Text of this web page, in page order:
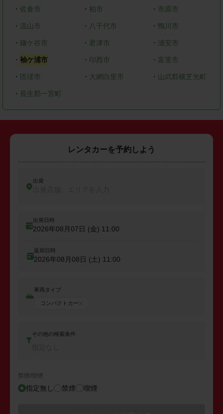
・ 佐倉市 ・ 柏市 ・ 市原市
・ 流山市 ・ 八千代市 ・ 鴨川市
・ 鎌ケ谷市 ・ 君津市 ・ 浦安市
・ 袖ケ浦市 ・ 印西市 ・ 富里市
・ 匝瑳市 ・ 大網白里市 ・ 山武郡横芝光町
・ 長生郡一宮町
レンタカーを予約しよう
出発
出発日時
2026年08月07日 (金) 11:00
返却日時
2026年08月08日 (土) 11:00
車両タイプ
コンパクトカー
その他の検索条件
禁煙/喫煙
指定無し 禁煙 喫煙